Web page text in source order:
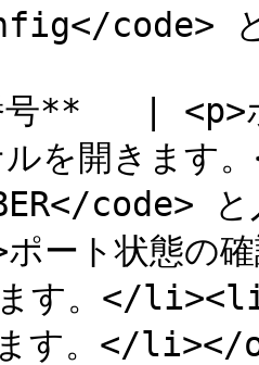
code>
号**   | <p>
ルを開きま
code>
ト状態の
ます。</
ます。</